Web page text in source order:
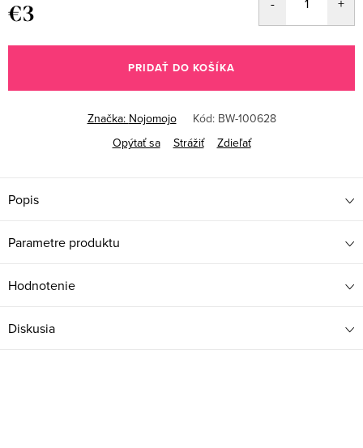
€3
cena:
PRIDAŤ DO KOŠÍKA
Značka: Nojomojo Kód: BW-100628
Opýtať sa
Strážiť Zdieľať
Popis
Parametre produktu
Hodnotenie
Diskusia